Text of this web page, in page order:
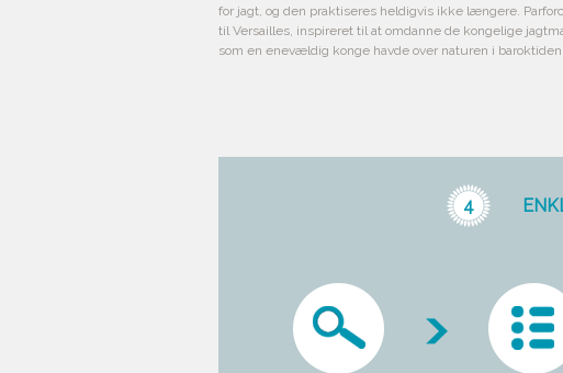
for jagt, og den praktiseres heldigvis ikke længere.
til Versailles, inspireret til at omdanne de kongelige
som en enevældig konge havde over naturen i baroktiden.
4